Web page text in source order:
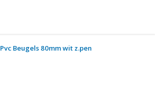
Pvc Beugels 80mm wit z.pen